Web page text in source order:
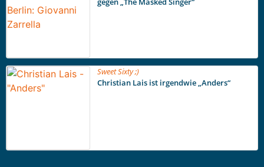
Sweet Sixty ;)
Christian Lais ist irgendwie „Anders“